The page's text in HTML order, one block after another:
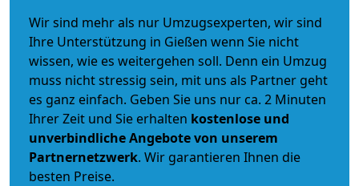
Wir sind mehr als nur Umzugsexperten, wir sind
Ihre Unterstützung in Gießen wenn Sie nicht
wissen, wie es weitergehen soll. Denn ein Umzug
muss nicht stressig sein, mit uns als Partner geht
es ganz einfach. Geben Sie uns nur ca. 2 Minuten
Ihrer Zeit und Sie erhalten kostenlose und
unverbindlicheAngebote von unserem
Partnernetzwerk. Wir garantieren Ihnen die
besten Preise.